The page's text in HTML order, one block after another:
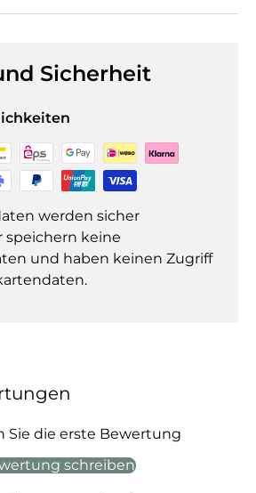
Sicherheit
werden sicher
speichern keine
und haben keinen Zugriff
Sie die erste Bewertung
schreiben